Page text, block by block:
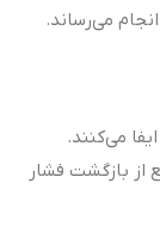
می‌رساند.
می‌کنند.
بازگشت فشار